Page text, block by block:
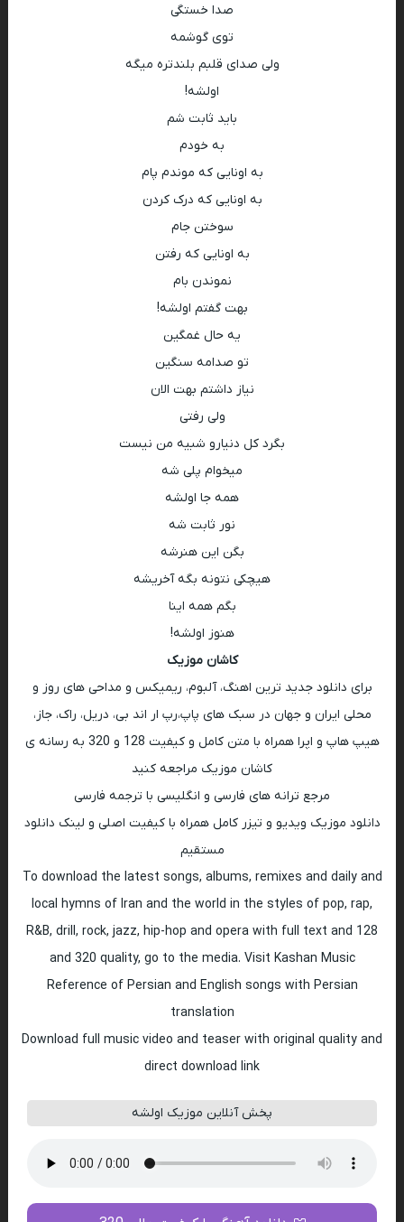
صدا خستگی
توی گوشمه
ولی صدای قلبم بلندتره میگه
اولشه!
باید ثابت شم
به خودم
به اونایی که موندم پام
به اونایی که درک کردن
سوختن جام
به اونایی که رفتن
نموندن بام
بهت گفتم اولشه!
یه حال غمگین
تو صدامه سنگین
نیاز داشتم بهت الان
ولی رفتی
بگرد کل دنیارو شبیه من نیست
میخوام پلی شه
همه جا اولشه
نور ثابت شه
بگن این هنرشه
هیچکی نتونه بگه آخریشه
بگم همه اینا
هنوز اولشه!
کاشان موزیک
برای دانلود جدید ترین اهنگ، آلبوم، ریمیکس و مداحی های روز و
محلی ایران و جهان در سبک های پاپ،رپ ار اند بی، دریل، راک، جاز،
هیپ هاپ و اپرا همراه با متن کامل و کیفیت 128 و 320 به رسانه ی
کاشان موزیک مراجعه کنید
مرجع ترانه های فارسی و انگلیسی با ترجمه فارسی
دانلود موزیک ویدیو و تیزر کامل همراه با کیفیت اصلی و لینک دانلود
مستقیم
To download the latest songs, albums, remixes and daily and
local hymns of Iran and the world in the styles of pop, rap,
R&B, drill, rock, jazz, hip-hop and opera with full text and 128
and 320 quality, go to the media. Visit Kashan Music
Reference of Persian and English songs with Persian
translation
Download full music video and teaser with original quality and
direct download link
پخش آنلاین موزیک اولشه